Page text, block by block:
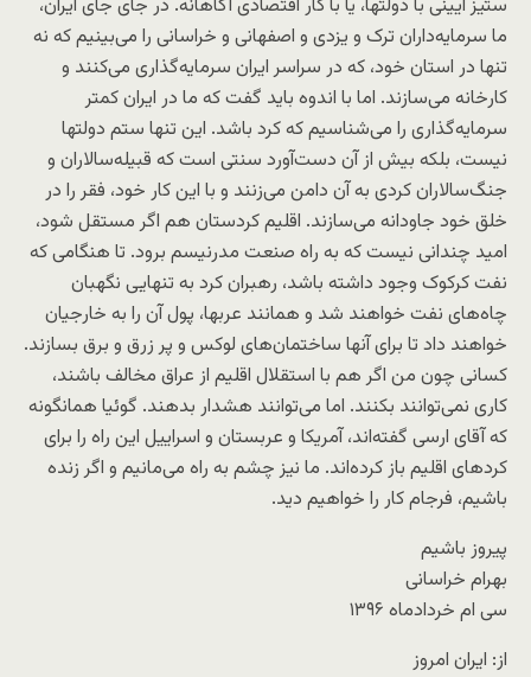
ستیز آیینی با دولتها، یا با کار اقتصادی آگاهانه. در جای جای ایران،
ما سرمایه‌داران ترک و یزدی و اصفهانی و خراسانی را می‌بینیم که نه
تنها در استان خود، که در سراسر ایران سرمایه‌گذاری می‌کنند و
کارخانه می‌سازند. اما با اندوه باید گفت که ما در ایران کمتر
سرمایه‌گذاری را می‌شناسیم که کرد باشد. این تنها ستم دولتها
نیست، بلکه بیش از آن دست‌آورد سنتی است که قبیله‌سالاران و
جنگ‌سالاران کردی به آن دامن می‌زنند و با این کار خود، فقر را در
خلق خود جاودانه می‌سازند. اقلیم کردستان هم اگر مستقل شود،
امید چندانی نیست که به راه صنعت مدرنیسم برود. تا هنگامی که
نفت کرکوک وجود داشته باشد، رهبران کرد به تنهایی نگهبان
چاه‌های نفت خواهند شد و همانند عربها، پول آن را به خارجیان
خواهند داد تا برای آنها ساختمان‌های لوکس و پر زرق و برق بسازند.
کسانی چون من اگر هم با استقلال اقلیم از عراق مخالف باشند،
کاری نمی‌توانند بکنند. اما می‌توانند هشدار بدهند. گوئیا همانگونه
که آقای ارسی گفته‌اند، آمریکا و عربستان و اسراییل این راه را برای
کردهای اقلیم باز کرده‌اند. ما نیز چشم به راه می‌مانیم و اگر زنده
باشیم، فرجام کار را خواهیم دید.
پیروز باشیم
بهرام خراسانی
سی ام خردادماه ۱۳۹۶
از: ایران امروز